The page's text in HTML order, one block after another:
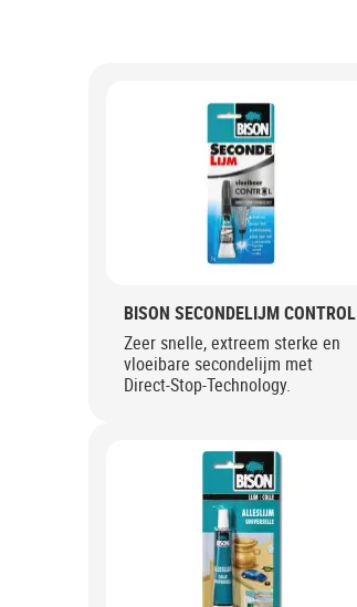
BISON SECONDELIJM CONTROL
Zeer snelle, extreem sterke en
vloeibare secondelijm met
Direct-Stop-Technology.